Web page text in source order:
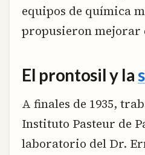
equipos de química
propusieron mejorar
El prontosil y la
A finales de 1935,
Instituto Pasteur de
laboratorio del Dr.